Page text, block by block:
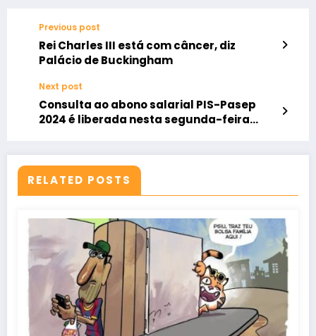
Previous post
Rei Charles III está com câncer, diz
Palácio de Buckingham
Next post
Consulta ao abono salarial PIS-Pasep
2024 é liberada nesta segunda-feira
RELATED POSTS